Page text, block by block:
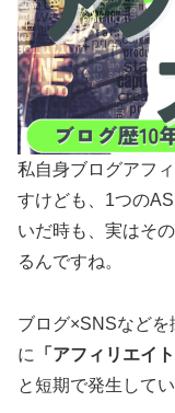
私自身ブログアフ
すけども、1つの
いだ時も、実はそ
るんですね。
ブログ×SNSなど
に
「アフィリエイ
と短期で発生して